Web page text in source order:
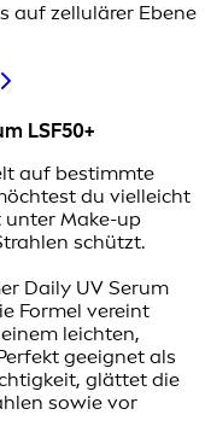
auf zellulärer Ebene
LSF50+
auf bestimmte
du vielleicht
unter Make-up
schützt.
Daily UV Serum
Formel vereint
leichten,
geeignet als
glättet die
sowie vor